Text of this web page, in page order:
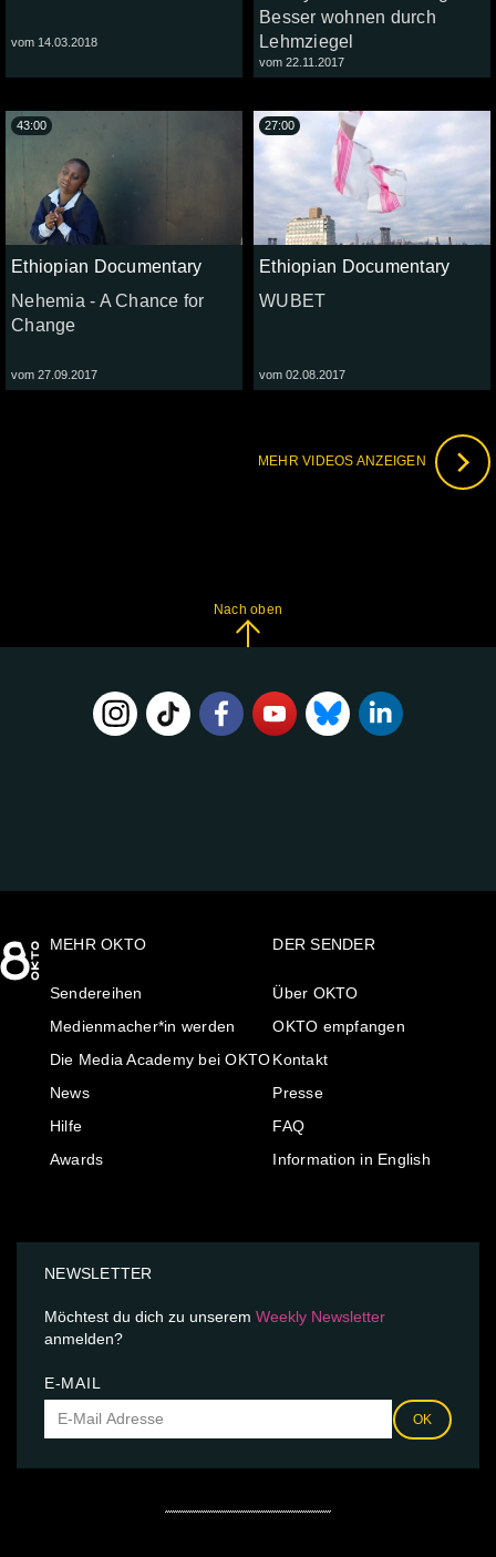
vom 14.03.2018
Besser wohnen durch
Lehmziegel
vom 22.11.2017
Ethiopian Documentary
Nehemia - A Chance for
Change
vom 27.09.2017
43:00
Ethiopian Documentary
WUBET
vom 02.08.2017
27:00
MEHR VIDEOS ANZEIGEN
Nach oben
MEHR OKTO
Sendereihen
Medienmacher*in werden
Die Media Academy bei OKTO
News
Hilfe
Awards
DER SENDER
Über OKTO
OKTO empfangen
Kontakt
Presse
FAQ
Information in English
NEWSLETTER
Möchtest du dich zu unserem Weekly Newsletter
anmelden?
E-MAIL
OK